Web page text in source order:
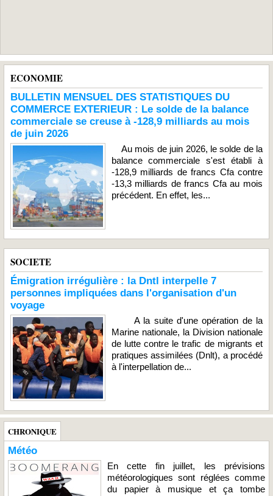
ECONOMIE
BULLETIN MENSUEL DES STATISTIQUES DU
COMMERCE EXTERIEUR : Le solde de la balance
commerciale se creuse à -128,9 milliards au mois
de juin 2026
Au mois de juin 2026, le solde de la
balance commerciale s'est établi à
-128,9 milliards de francs Cfa contre
-13,3 milliards de francs Cfa au mois
précédent. En effet, les...
SOCIETE
Émigration irrégulière : la Dntl interpelle 7
personnes impliquées dans l'organisation d'un
voyage
A la suite d'une opération de la
Marine nationale, la Division nationale
de lutte contre le trafic de migrants et
pratiques assimilées (Dnlt), a procédé
à l'interpellation de...
CHRONIQUE
Météo
En cette fin juillet, les prévisions
météorologiques sont réglées comme
du papier à musique et ça tombe